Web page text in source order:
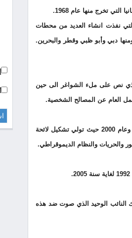
والتي نفذت انشاء العديد من محطات
دبي وأبو ظبي وقطر والبحرين.
، ثمّ نائباً عن المتن عام 1991 عملا باتفاق الطائف الذي نص على ملء الشواغر الى حين
العام عن المصالح الشخصية.
عام 1992، انتخب نسيب لحود نائباً عن دائرة المتن في اول انتخابات تجرى بعد الحرب. ثم أعيد انتخابه تباعاً عام 1996 وعام 2000 حيث تولي تشكيل لائحة
والحريات والنظام الديموقراطي.
وكان بذلك النائب الوحيد الذي صوت ضد هذه